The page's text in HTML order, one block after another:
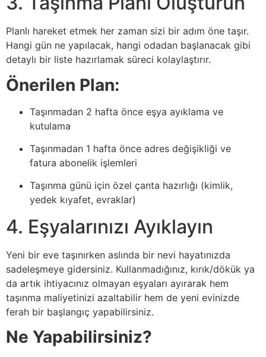
Planlı hareket etmek her zaman sizi bir adım öne taşır.
Hangi gün ne yapılacak, hangi odadan başlanacak gibi
detaylı bir liste hazırlamak süreci kolaylaştırır.
Önerilen Plan:
Taşınmadan 2 hafta önce eşya ayıklama ve
kutulama
Taşınmadan 1 hafta önce adres değişikliği ve
fatura abonelik işlemleri
Taşınma günü için özel çanta hazırlığı (kimlik,
yedek kıyafet, evraklar)
4. Eşyalarınızı Ayıklayın
Yeni bir eve taşınırken aslında bir nevi hayatınızda
sadeleşmeye gidersiniz. Kullanmadığınız, kırık/dökük ya
da artık ihtiyacınız olmayan eşyaları ayırarak hem
taşınma maliyetinizi azaltabilir hem de yeni evinizde
ferah bir başlangıç yapabilirsiniz.
Ne Yapabilirsiniz?